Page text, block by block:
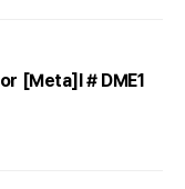
[Meta]l # DME1